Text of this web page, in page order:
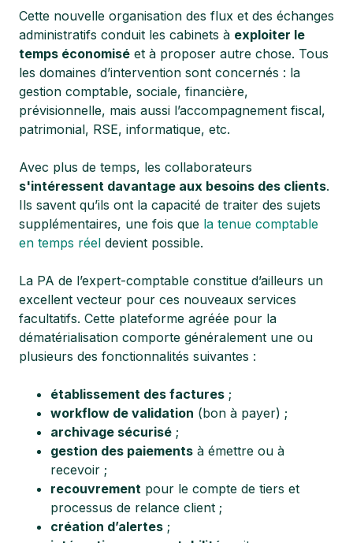
Cette nouvelle organisation des flux et des échanges
administratifs conduit les cabinets à exploiter le
temps économisé et à proposer autre chose. Tous
les domaines d’intervention sont concernés : la
gestion comptable, sociale, financière,
prévisionnelle, mais aussi l’accompagnement fiscal,
patrimonial, RSE, informatique, etc.
Avec plus de temps, les collaborateurs
s'intéressent davantage aux besoins des clients.
Ils savent qu’ils ont la capacité de traiter des sujets
supplémentaires, une fois que la tenue comptable
en temps réel devient possible.
La PA de l’expert-comptable constitue d’ailleurs un
excellent vecteur pour ces nouveaux services
facultatifs. Cette plateforme agréée pour la
dématérialisation comporte généralement une ou
plusieurs des fonctionnalités suivantes :
établissement des factures ;
workflow de validation (bon à payer) ;
archivage sécurisé ;
gestion des paiements à émettre ou à
recevoir ;
recouvrement pour le compte de tiers et
processus de relance client ;
création d’alertes ;